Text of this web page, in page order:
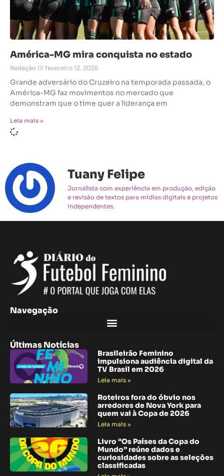
América-MG mira conquista no estado
Redação fevereiro 12, 2025
Grande adversário do Cruzeiro na temporada passada, o
América-MG faz movimentos no mercado que
demonstram que o time quer a liderança em
Leia mais »
Tuany Felipe
Jornalista com experiência em produção, edição
e revisão de textos para mídias digitais e projetos
independentes.
Navegação
Últimas Notícias
Brasileirão Feminino
impulsiona audiência digital da
TV Brasil em 2026
Leia mais »
Roteiros fora do óbvio nos
arredores de Nova York para
quem vai à Copa de 2026
Leia mais »
Livro “Os Países da Copa do
Mundo” reúne dados e
curiosidades sobre as seleções
classificadas